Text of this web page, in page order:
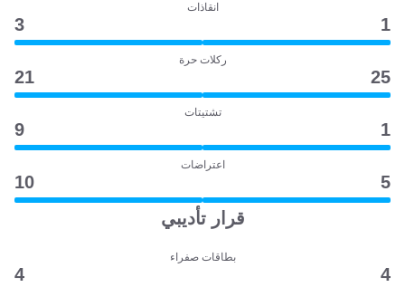
انقاذات
1
3
ركلات حرة
25
21
تشتيتات
1
9
اعتراضات
5
10
قرار تأديبي
بطاقات صفراء
4
4